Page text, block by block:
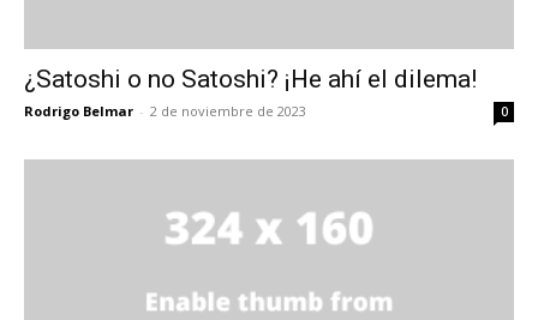
¿Satoshi o no Satoshi? ¡He ahí el dilema!
Rodrigo Belmar - 2 de noviembre de 2023 0